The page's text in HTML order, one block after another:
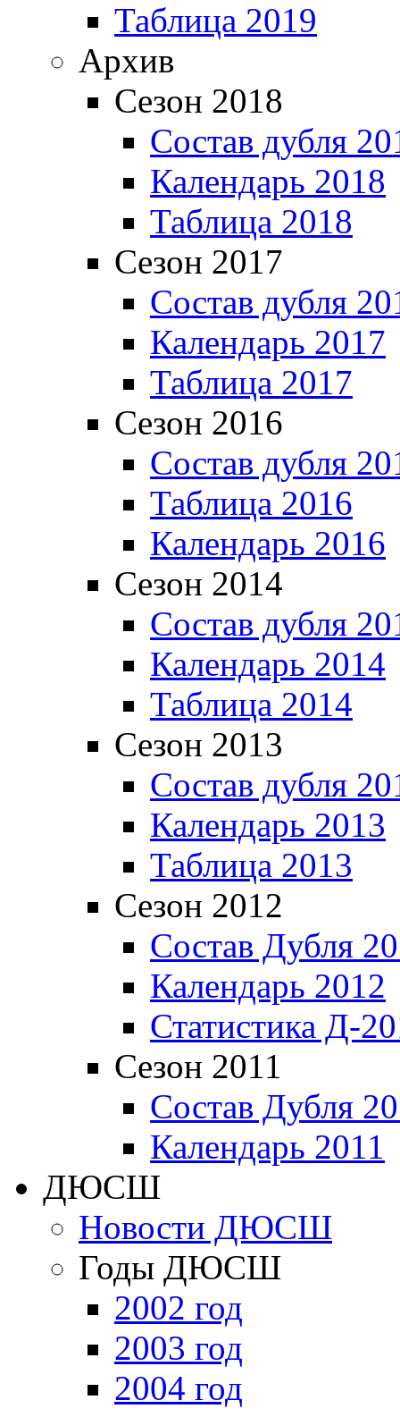
Таблица 2019
Архив
Сезон 2018
Состав дубля
Календарь 2018
Таблица 2018
Сезон 2017
Состав дубля
Календарь 2017
Таблица 2017
Сезон 2016
Состав дубля
Таблица 2016
Календарь 2016
Сезон 2014
Состав дубля
Календарь 2014
Таблица 2014
Сезон 2013
Состав дубля
Календарь 2013
Таблица 2013
Сезон 2012
Состав Дубля
Календарь 2012
Статистика Д-
Сезон 2011
Состав Дубля
Календарь 2011
ДЮСШ
Новости ДЮСШ
Годы ДЮСШ
2002 год
2003 год
2004 год